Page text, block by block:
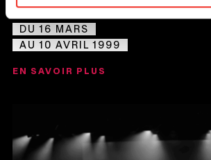
DU 16 MARS
AU 10 AVRIL 1999
EN SAVOIR PLUS